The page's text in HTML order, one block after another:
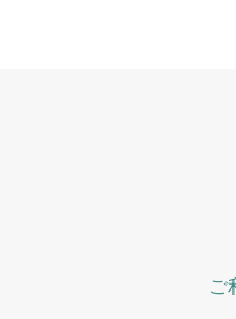
ご